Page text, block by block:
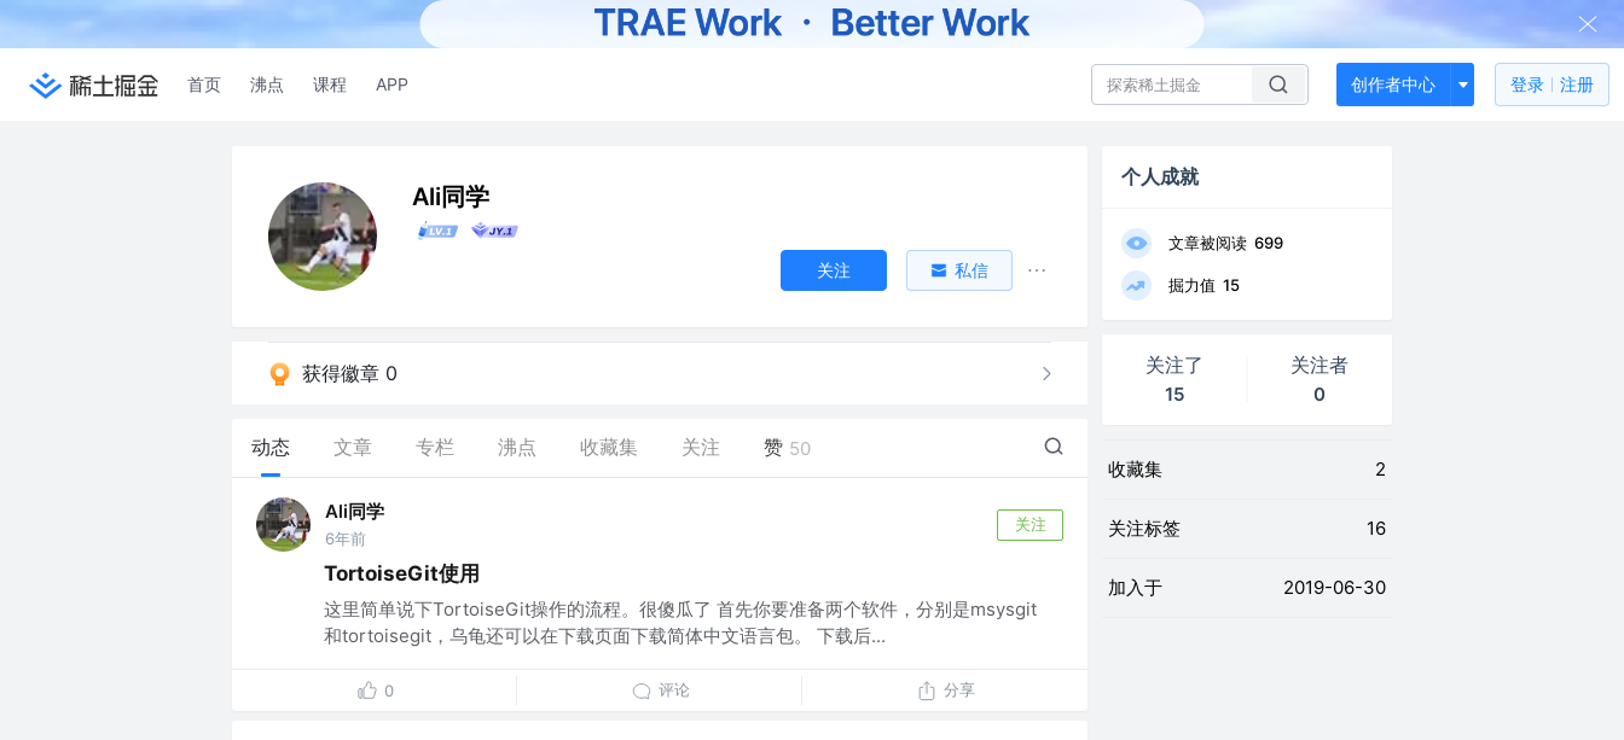
首页 沸点 课程 APP 创作者中心 登录 注册
Ali同学
关注 私信
获得徽章 0
动态 文章 专栏 沸点 收藏集 关注 赞 50
Ali同学
6年前
关注
TortoiseGit使用
这里简单说下TortoiseGit操作的流程。很傻瓜了 首先你要准备两个软件，分别是msysgit
和tortoisegit，乌龟还可以在下载页面下载简体中文语言包。 下载后...
0 评论 分享
个人成就
文章被阅读 699
掘力值 15
关注了
15
关注者
0
收藏集 2
关注标签 16
加入于 2019-06-30